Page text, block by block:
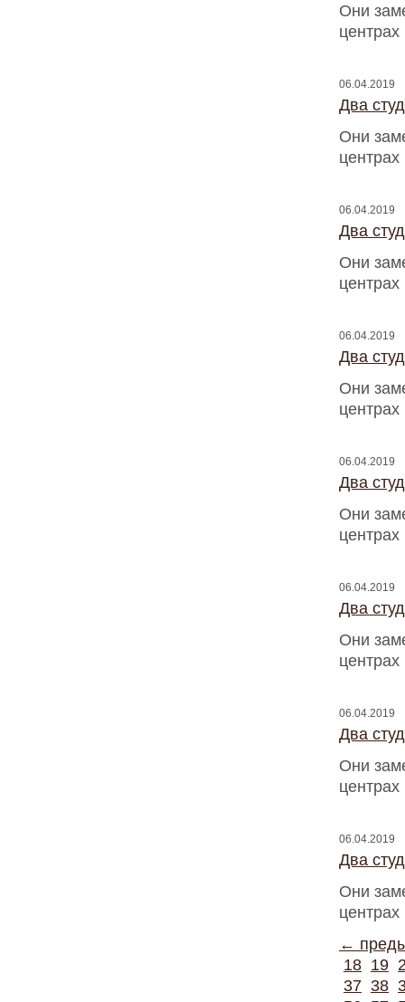
Они
центрах
06.04.2019
Два
Они
центрах
06.04.2019
Два
Они
центрах
06.04.2019
Два
Они
центрах
06.04.2019
Два
Они
центрах
06.04.2019
Два
Они
центрах
06.04.2019
Два
Они
центрах
06.04.2019
Два
Они
центрах
←
18 19
37 38